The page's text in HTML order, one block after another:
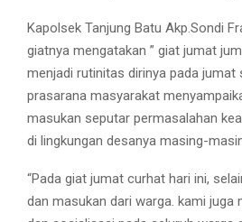
Kapolsek Tanjung Batu Akp.Sondi
giatnya mengatakan ” giat jumat
menjadi rutinitas dirinya pada jumat
prasarana masyarakat
masukan seputar permasalahan
di lingkungan desanya masing-
“Pada giat jumat curhat hari ini,
dan masukan dari warga. kami juga